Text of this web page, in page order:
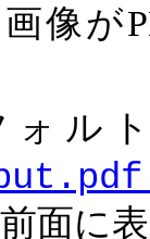
像が
ォル
面に